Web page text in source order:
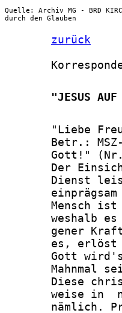
Quelle: Archiv MG - BRD
durch den Glauben
zurück
"JESUS AUF
"Liebe
Betr.:
Gott!"
Der
Dienst
einprägsam
Mensch ist
weshalb es
gener
es, erlöst
Gott
Mahnmal
Diese
weise in
nämlich.